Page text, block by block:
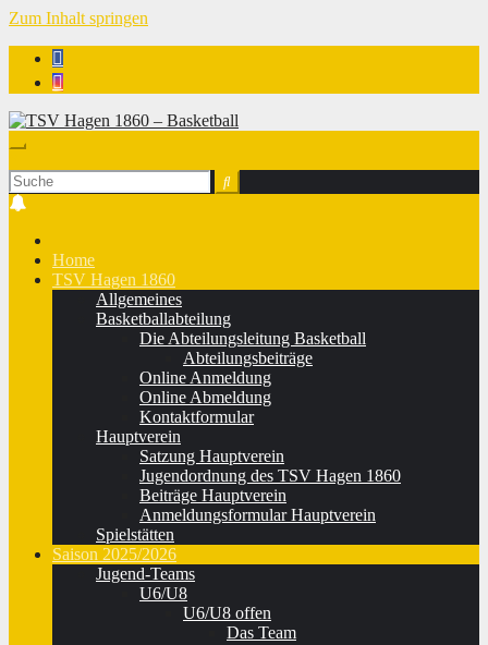
Zum Inhalt springen
Home
TSV Hagen 1860
Allgemeines
Basketballabteilung
Die Abteilungsleitung Basketball
Abteilungsbeiträge
Online Anmeldung
Online Abmeldung
Kontaktformular
Hauptverein
Satzung Hauptverein
Jugendordnung des TSV Hagen 1860
Beiträge Hauptverein
Anmeldungsformular Hauptverein
Spielstätten
Saison 2025/2026
Jugend-Teams
U6/U8
U6/U8 offen
Das Team